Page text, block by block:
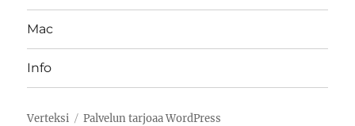
Mac
Info
Verteksi Palvelun tarjoaa WordPress